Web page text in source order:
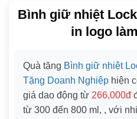
Bình giữ nhiệt
in logo
Quà tặng Bình giữ nhiệt
Tặng Doanh Nghiệp hiện
giá dao động từ 266,000đ
từ 300 đến 800 ml , , với